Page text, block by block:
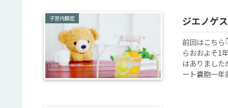
子宮内膜症 ジエノゲ
前回はこちら
らおおよそ1
はありまし
ート嚢胞一年